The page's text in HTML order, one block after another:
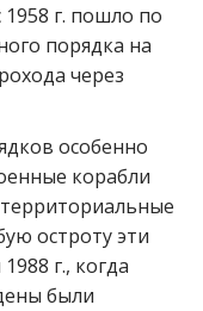
г. пошло по
порядка на
через
особенно
корабли
остроту эти
г., когда
были